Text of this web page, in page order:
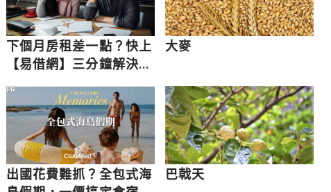
下個月房租差一點？快上
【易借網】三分鐘解決燃
大麥
出國花費難抓？全包式海
PR
巴戟天